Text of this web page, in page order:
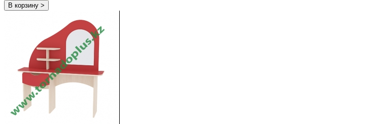
В корзину >